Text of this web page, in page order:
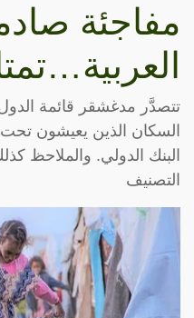
مفاجئة
السكان الذين يعيشون
التصنيف